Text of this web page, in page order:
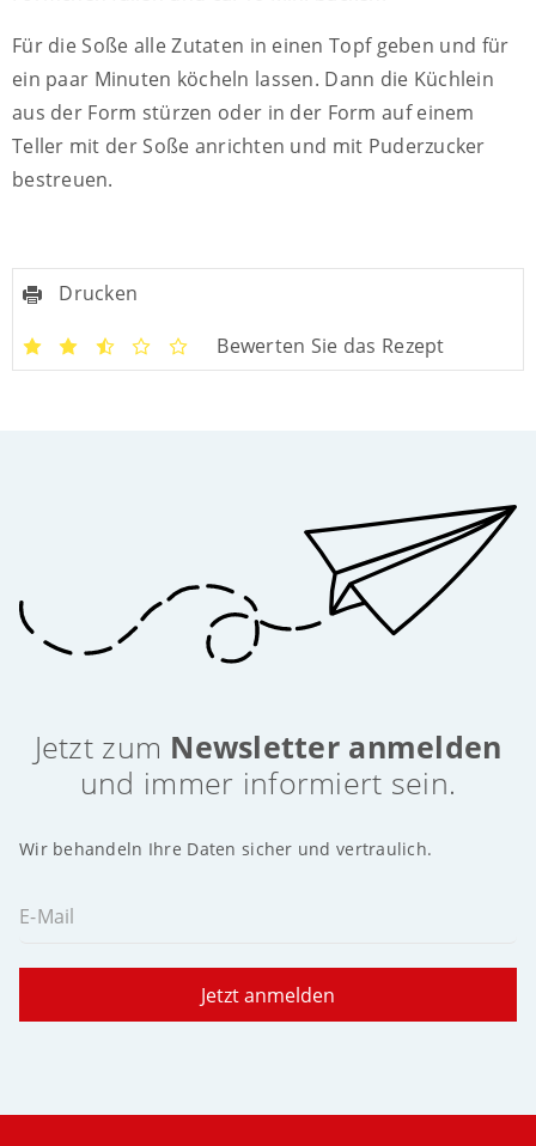
Für die Soße alle Zutaten in einen Topf geben und für
ein paar Minuten köcheln lassen. Dann die Küchlein
aus der Form stürzen oder in der Form auf einem
Teller mit der Soße anrichten und mit Puderzucker
bestreuen.
Drucken
Bewerten Sie das Rezept
Jetzt zum Newsletter anmelden
und immer informiert sein.
Wir behandeln Ihre Daten sicher und vertraulich.
E-Mail
Jetzt anmelden